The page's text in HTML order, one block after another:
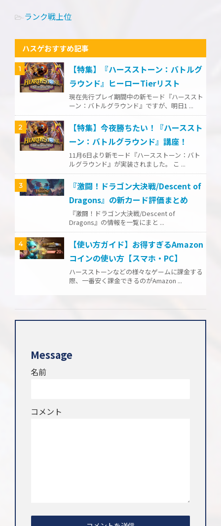
-ランク戦上位
ハスゲおすすめ記事
1
【特集】『ハースストーン：バトルグ
ラウンド』ヒーローTierリスト
現在先行プレイ期間中の新モード『ハーススト
ーン：バトルグラウンド』ですが、明日1 ...
2
【特集】今夜勝ちたい！『ハーススト
ーン：バトルグラウンド』講座！
11月6日より新モード『ハースストーン：バト
ルグラウンド』が実装されました。 こ ...
3
『激闘！ドラゴン大決戦/Descent of
Dragons』の新カード評価まとめ
『激闘！ドラゴン大決戦/Descent of
Dragons』の情報を一覧にまと ...
4
【使い方ガイド】お得すぎるAmazon
コインの使い方【スマホ・PC】
ハースストーンなどの様々なゲームに課金する
際、一番安く課金できるのがAmazon ...
Message
名前
コメント